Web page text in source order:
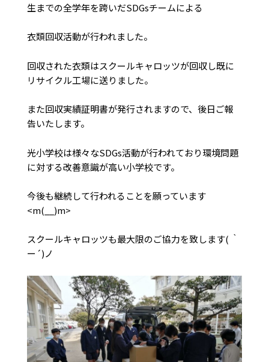
生までの全学年を跨いだSDGsチームによる
衣類回収活動が行われました。
回収された衣類はスクールキャロッツが回収し既に
リサイクル工場に送りました。
また回収実績証明書が発行されますので、後日ご報
告いたします。
光小学校は様々なSDGs活動が行われており環境問題
に対する改善意識が高い小学校です。
今後も継続して行われることを願っています
<m(__)m>
スクールキャロッツも最大限のご協力を致します( ｀
ー´)ノ
水 木 金 土
2 3 4 5